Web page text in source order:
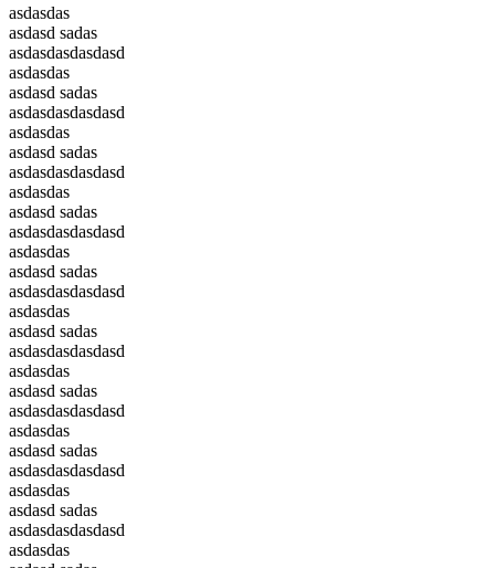
asdasdas
asdasd sadas
asdasdasdasdasd
asdasdas
asdasd sadas
asdasdasdasdasd
asdasdas
asdasd sadas
asdasdasdasdasd
asdasdas
asdasd sadas
asdasdasdasdasd
asdasdas
asdasd sadas
asdasdasdasdasd
asdasdas
asdasd sadas
asdasdasdasdasd
asdasdas
asdasd sadas
asdasdasdasdasd
asdasdas
asdasd sadas
asdasdasdasdasd
asdasdas
asdasd sadas
asdasdasdasdasd
asdasdas